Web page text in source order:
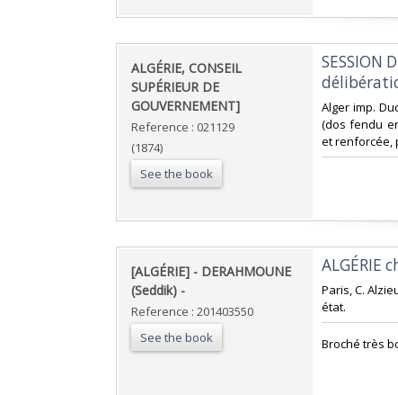
‎ALGÉRIE, CONSEIL
SUPÉRIEUR DE
GOUVERNEMENT]‎
Reference : 021129
(1874)
See the book
‎SESSION
‎Alger imp.
(dos fendu
et renforcée,
‎[ALGÉRIE] - DERAHMOUNE
(Seddik) - ‎
Reference : 201403550
See the book
‎ALGÉRIE
‎Paris, C.
état.‎
‎Broché très